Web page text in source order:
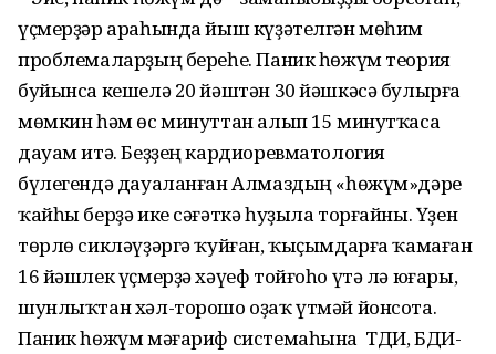
үҫмерҙәр араһында йыш күҙәтелгән мөһим
проблемаларҙың береһе. Паник һөжүм теория
буйынса кешелә 20 йәштән 30 йәшкәсә булырға
мөмкин һәм өс минуттан алып 15 минутҡаса
дауам итә. Беҙҙең кардиоревматология
бүлегендә дауаланған Алмаздың «һөжүм»дәре
ҡайһы берҙә ике сәғәткә һуҙыла торғайны. Үҙен
төрлө сикләүҙәргә ҡуйған, ҡыҫымдарға ҡамаған
16 йәшлек үҫмерҙә хәүеф тойғоһо үтә лә юғары,
шунлыҡтан хәл-торошо оҙаҡ үтмәй йонсота.
Паник һөжүм мәғариф системаһына ТДИ, БДИ-